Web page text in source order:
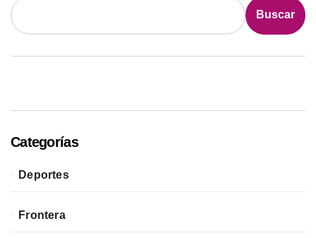
Buscar
Categorías
Deportes
Frontera